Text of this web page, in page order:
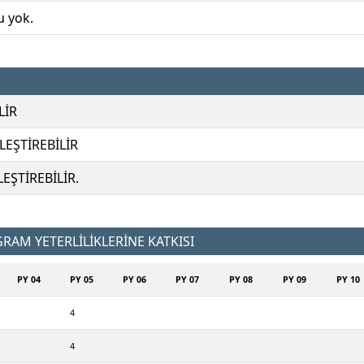
yok.
YETERLİLİKLERİNE KATKISI
PY 04 PY 05 PY 06 PY 07 PY 08 PY 09 PY 10
4
4